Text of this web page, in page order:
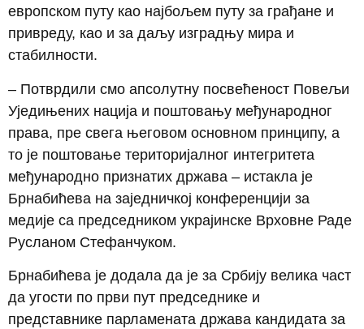
европском путу као најбољем путу за грађане и
привреду, као и за даљу изградњу мира и
стабилности.
– Потврдили смо апсолутну посвећеност Повељи
Уједињених нација и поштовању међународног
права, пре свега његовом основном принципу, а
то је поштовање територијалног интегритета
међународно признатих држава – истакла је
Брнабићева на заједничкој конференцији за
медије са председником украјинске Врховне Раде
Русланом Стефанчуком.
Брнабићева је додала да је за Србију велика част
да угости по први пут председнике и
представнике парламената држава кандидата за